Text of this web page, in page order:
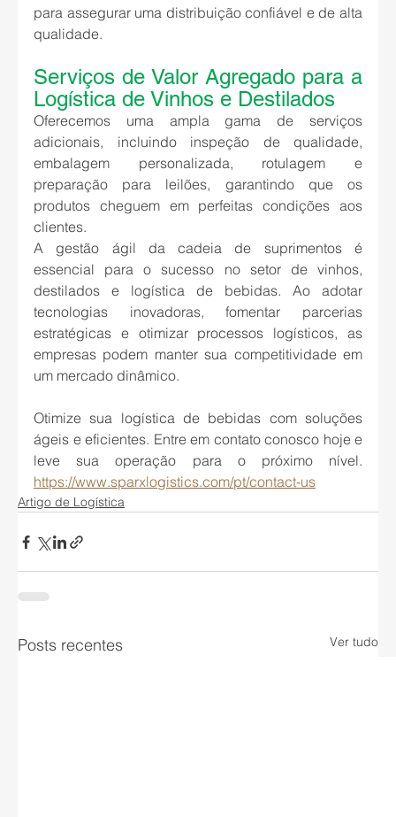
para assegurar uma distribuição confiável e de alta
qualidade.
Serviços de Valor Agregado para a
Logística de Vinhos e Destilados
Oferecemos uma ampla gama de serviços
adicionais, incluindo inspeção de qualidade,
embalagem personalizada, rotulagem e
preparação para leilões, garantindo que os
produtos cheguem em perfeitas condições aos
clientes.
A gestão ágil da cadeia de suprimentos é
essencial para o sucesso no setor de vinhos,
destilados e logística de bebidas. Ao adotar
tecnologias inovadoras, fomentar parcerias
estratégicas e otimizar processos logísticos, as
empresas podem manter sua competitividade em
um mercado dinâmico.
Otimize sua logística de bebidas com soluções
ágeis e eficientes. Entre em contato conosco hoje e
https://www.sparxlogistics.com/pt/contact-us
Artigo de Logística
Posts recentes Ver tudo